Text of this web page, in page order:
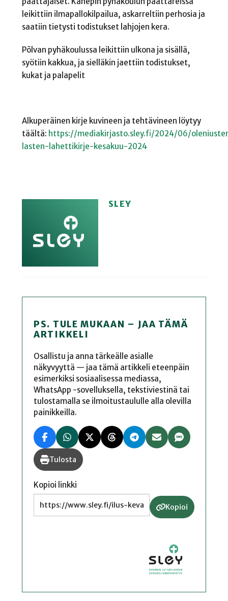
leikittiin ilmapallokilpailua, askarreltiin perhosia ja
saatiin tietysti todistukset lahjojen kera.
Põlvan pyhäkoulussa leikittiin ulkona ja sisällä,
syötiin kakkua, ja sielläkin jaettiin todistukset,
kukat ja palapelit
Alkuperäinen kirje kuvineen ja tehtävineen löytyy
täältä: https://mediakirjasto.sley.fi/2024/06/
lasten-lahettikirje-kesakuu-2024
SLEY
PS. TULE MUKAAN – JAA TÄMÄ
ARTIKKELI
Osallistu ja anna tärkeälle asialle
näkyvyyttä — jaa tämä artikkeli eteenpäin
esimerkiksi sosiaalisessa mediassa,
WhatsApp -sovelluksella, tekstiviestinä tai
tulostamalla se ilmoitustaululle alla olevilla
painikkeilla.
Tulosta
Kopioi linkki
Kopioi